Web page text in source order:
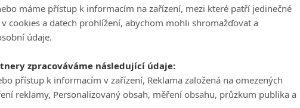
拆彈專家
máme přístup k informacím na zařízení, mezi které patří jedinečné
cookies a datech prohlížení, abychom mohli shromažďovat a
údaje.
zpracováváme následující údaje:
přístup k informacím v zařízení, Reklama založená na omezených
reklamy, Personalizovaný obsah, měření obsahu, průzkum publika a